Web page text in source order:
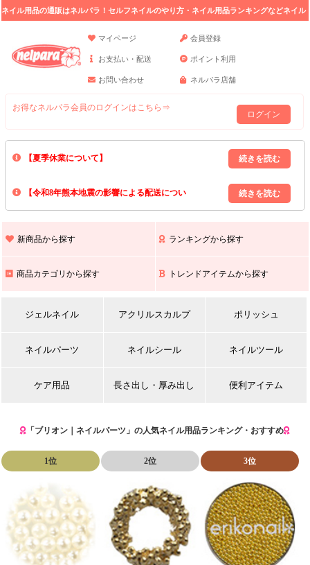
ネイル用品の通販はネルパラ！セルフネイルのやり方・ネイル用品ランキングなどネイル
マイページ
会員登録
お支払い・配送 ポイント利用
お問い合わせ ネルパラ店舗
お得なネルパラ会員のログインはこちら⇒
ログイン
【夏季休業について】
8/13(木)～8/16(日)の間｢出荷業務・お問い合わせ業務｣はお休みいたしま
上記期間中のご注文・お問い合わせは8/17(月)以降の対応となりますので
【令和8年熊本地震の影響による配送につい
また､ 九州全域でお荷物のお届けに遅延が生じております｡
新商品から探す ランキングから探す
商品カテゴリから探す トレンドアイテムから探す
ジェルネイル アクリルスカルプ ポリッシュ
ネイルパーツ ネイルシール ネイルツール
ケア用品 長さ出し・厚み出し 便利アイテム
「ブリオン｜ネイルパーツ」の人気ネイル用品ランキング・おすすめ
1位 2位 3位